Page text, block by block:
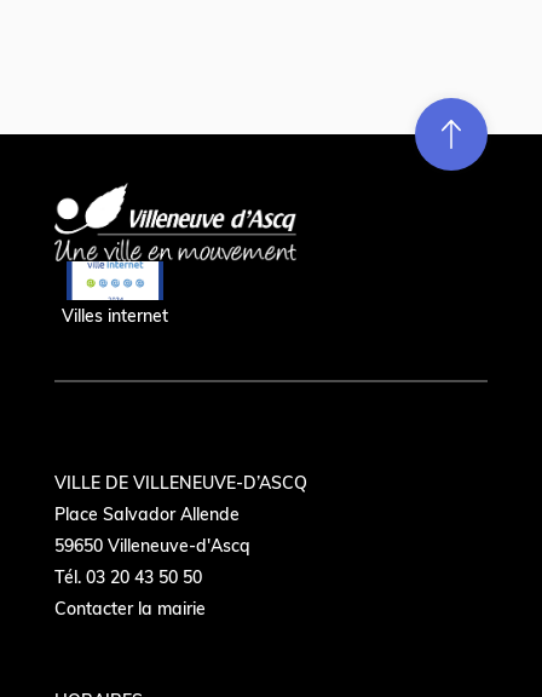
Re
m
on
e
en hau
Villes internet
VILLE DE VILLENEUVE-D’ASCQ
Place Salvador Allende
59650 Villeneuve-d'Ascq
Tél. 03 20 43 50 50
Contacter la mairie